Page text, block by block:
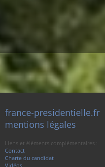
france-presidentielle.fr
mentions légales
Liens et éléments complémentaires :
Contact
Charte du candidat
Vidéos